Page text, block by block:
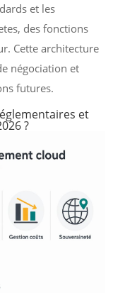
et les
des fonctions
Cette architecture
négociation et
futures.
et
?